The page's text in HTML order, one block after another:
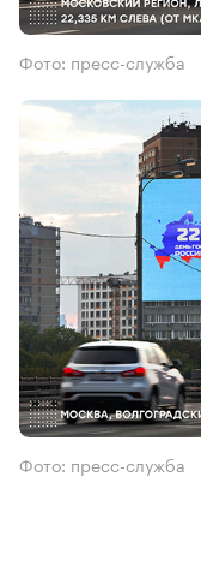
Фото: пресс-служба
Фото: пресс-служба